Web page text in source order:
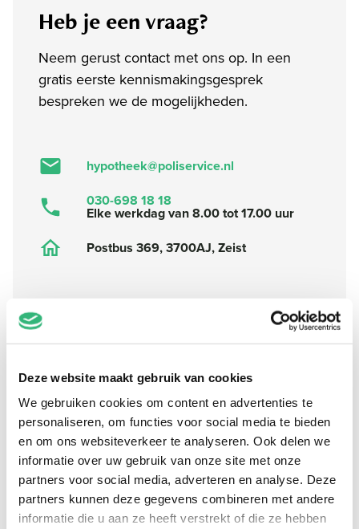
Deze website maakt gebruik van cookies
We gebruiken cookies om content en advertenties te
personaliseren, om functies voor social media te bieden
en om ons websiteverkeer te analyseren. Ook delen we
informatie over uw gebruik van onze site met onze
partners voor social media, adverteren en analyse. Deze
partners kunnen deze gegevens combineren met andere
informatie die u aan ze heeft verstrekt of die ze hebben
Heb je een vraag?
Neem gerust contact met ons op. In een
gratis eerste kennismakingsgesprek
bespreken we de mogelijkheden.
hypotheek@poliservice.nl
030-698 18 18
Elke werkdag van 8.00 tot 17.00 uur
Postbus 369, 3700AJ, Zeist
Naam*
E-mail*
Klanttype*
Postcode*
Huisnummer *